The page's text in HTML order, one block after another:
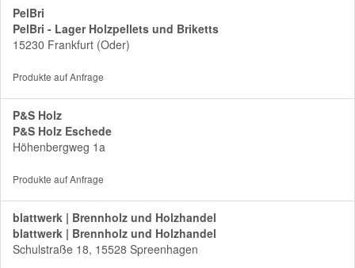
PelBri
PelBri - Lager Holzpellets und Briketts
15230 Frankfurt (Oder)
Produkte auf Anfrage
P&S Holz
P&S Holz Eschede
Höhenbergweg 1a
Produkte auf Anfrage
blattwerk | Brennholz und Holzhandel
blattwerk | Brennholz und Holzhandel
Schulstraße 18, 15528 Spreenhagen